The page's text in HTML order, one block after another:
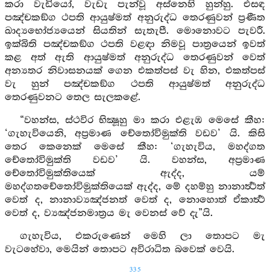
කරා වැඩියෝ, වැඩැ පැන්වූ අස්නෙහි හුන්හු. එසඳ
පඤ්චකඞ්ග ථපති ආයුෂ්මත් අනුරුද්ධ තෙරණුවන් ප්‍රණීත
ඛාද්‍යභෝජ්‍යයෙන් සියතින් සැතැපී. මොනොවට පැවරී.
ඉක්බිති පඤ්චකඞ්ග ථපති වළඳා නිමවූ පාත්‍රයෙන් ඉවත්
කළ අත් ඇති ආයුෂ්මත් අනුරුද්ධ තෙරණුවන් වෙත්
අන්‍යතර නිවාසනයක් ගෙන එකත්පස් වැ හින, එකත්පස්
වැ හුන් පඤ්චකඞ්ග ථපති ආයුෂ්මත් අනුරුද්ධ
තෙරණුවනට තෙල සැලකළේ.
“වහන්ස, ස්ථවිර භික්‍ෂූහු මා කරා එළැඹ මෙසේ කීහ:
‘ගැහැවියෙනි, අප්‍රමාණ චේතෝවිමුක්ති වඩව’ යි. කිසි
තෙර කෙනෙක් මෙසේ කීහ: ‘ගැහැවිය, මහද්ගත
චේතෝවිමුක්ති වඩව’ යි. වහන්ස, අප්‍රමාණ
චේතෝවිමුක්තියෙක් ඇද්ද, යම්
මහද්ගතචේතෝවිමුක්තියෙක් ඇද්ද, මේ දහම්හු නානාර්‍ත්‍ථත්
වෙත් ද, නානාව්‍යඤ්ජනත් වෙත් ද, නොහොත් ඒකාර්‍ත්‍ථ
වෙත් ද, ව්‍යඤ්ජනමාත්‍රය මැ වෙනස් වේ දැ”යි.
ගැහැවිය, එකරුණෙන් මෙහි ලා තොපට මැ
වැටහේවා, මෙයින් තොපට අවිරාධිත බවෙක් වෙයි.
335